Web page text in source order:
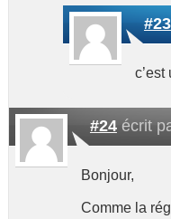
#23
#24écrit
Bonjour,
Comme la